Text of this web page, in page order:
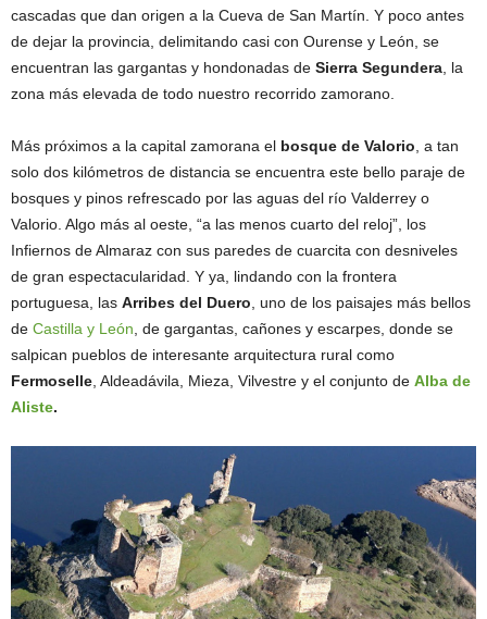
cascadas que dan origen a la Cueva de San Martín. Y poco antes
de dejar la provincia, delimitando casi con Ourense y León, se
encuentran las gargantas y hondonadas de Sierra Segundera , la
zona más elevada de todo nuestro recorrido zamorano.
Más próximos a la capital zamorana el bosque de Valorio , a tan
solo dos kilómetros de distancia se encuentra este bello paraje de
bosques y pinos refrescado por las aguas del río Valderrey o
Valorio. Algo más al oeste, “a las menos cuarto del reloj”, los
Infiernos de Almaraz con sus paredes de cuarcita con desniveles
de gran espectacularidad. Y ya, lindando con la frontera
portuguesa, las Arribes del Duero , uno de los paisajes más bellos
de Castilla y León , de gargantas, cañones y escarpes, donde se
salpican pueblos de interesante arquitectura rural como
Fermoselle , Aldeadávila, Mieza, Vilvestre y el conjunto de Alba de
Aliste.